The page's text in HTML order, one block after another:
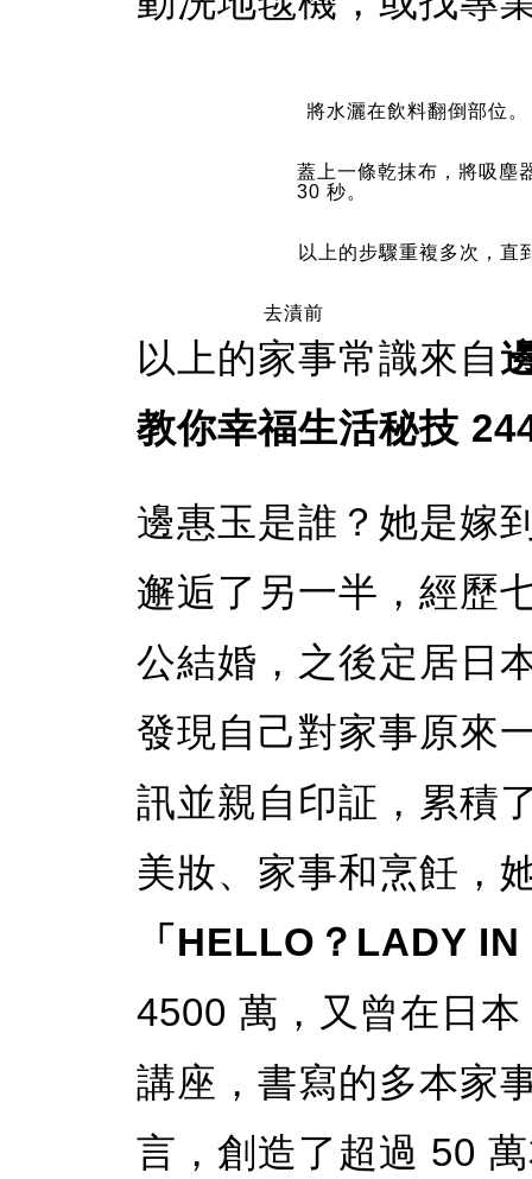
將水灑在飲料翻倒部位。
蓋上一條乾抹布，將吸塵
30 秒。
以上的步驟重複多次，直
去漬前
以上的家事常識來自
教你幸福生活秘技
邊惠玉是誰？她是嫁
邂逅了另一半，經歷
公結婚，之後定居日
發現自己對家事原來
訊並親自印証，累積
美妝、家事和烹飪，
「HELLO？LADY
4500 萬，又曾在日本
講座，書寫的多本家
言，創造了超過 50